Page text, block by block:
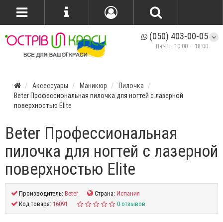
(050) 403-00-05
Пн.-Пт. 10:00 — 18:00
Аксессуары Маникюр
Пилочка
Beter Профессиональная пилочка для ногтей с лазерной
поверхностью Elite
Beter Профессиональная
пилочка для ногтей с лазерной
поверхностью Elite
Производитель:Beter Страна:Испания
Код товара:16091 0 отзывов